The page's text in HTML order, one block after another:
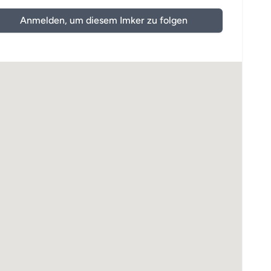
Anmelden, um diesem Imker zu folgen